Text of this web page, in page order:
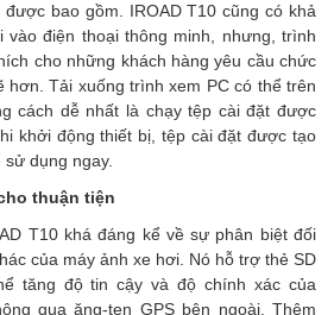
được bao gồm. IROAD T10 cũng có khả
vào điện thoại thông minh, nhưng, trình
cho những khách hàng yêu cầu chức
hơn. Tải xuống trình xem PC có thể trên
cách dễ nhất là chạy tệp cài đặt được
khởi động thiết bị, tệp cài đặt được tạo
dụng ngay.
thuận tiện
T10 khá đáng kể về sự phân biệt đối
của máy ảnh xe hơi. Nó hỗ trợ thẻ SD
tăng độ tin cậy và độ chính xác của
qua ăng-ten GPS bên ngoài. Thêm